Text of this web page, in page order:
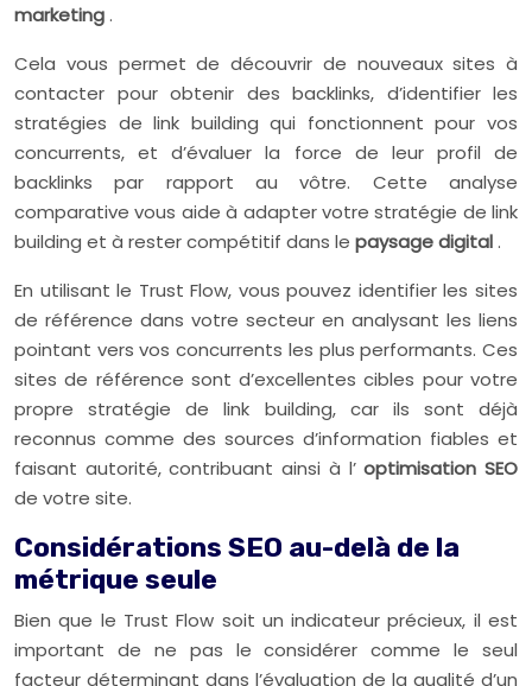
marketing.
Cela vous permet de découvrir de nouveaux sites à
contacter pour obtenir des backlinks, d’identifier les
stratégies de link building qui fonctionnent pour vos
concurrents, et d’évaluer la force de leur profil de
backlinks par rapport au vôtre. Cette analyse
comparative vous aide à adapter votre stratégie de link
building et à rester compétitif dans le paysage digital.
En utilisant le Trust Flow, vous pouvez identifier les sites
de référence dans votre secteur en analysant les liens
pointant vers vos concurrents les plus performants. Ces
sites de référence sont d’excellentes cibles pour votre
propre stratégie de link building, car ils sont déjà
reconnus comme des sources d’information fiables et
faisant autorité, contribuant ainsi à l’optimisation SEO
de votre site.
Considérations SEO au-delà de la
métrique seule
Bien que le Trust Flow soit un indicateur précieux, il est
important de ne pas le considérer comme le seul
facteur déterminant dans l’évaluation de la qualité d’un